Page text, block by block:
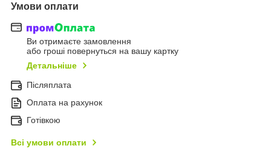
Умови оплати
Ви отримаєте замовлення
або гроші повернуться на вашу картку
Детальніше
Післяплата
Оплата на рахунок
Готівкою
Всі умови оплати